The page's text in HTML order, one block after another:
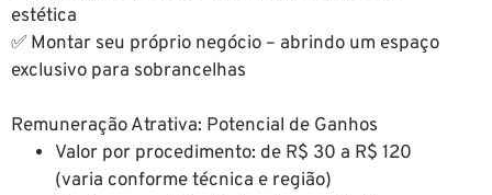
estética
✅ Montar seu próprio negócio – abrindo um espaço
exclusivo para sobrancelhas
Remuneração Atrativa: Potencial de Ganhos
Valor por procedimento: de R$ 30 a R$ 120
(varia conforme técnica e região)